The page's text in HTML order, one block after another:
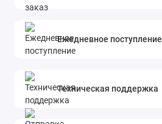
Ежедневное поступление
Техническая поддержка